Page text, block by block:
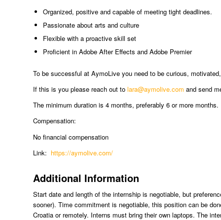
Organized, positive and capable of meeting tight deadlines.
Passionate about arts and culture
Flexible with a proactive skill set
Proficient in Adobe After Effects and Adobe Premier
To be successful at AymoLive you need to be curious,
If this is you please reach out to lara@aymolive.com and send
The minimum duration is 4 months, preferably 6 or more months.
Compensation:
No financial compensation
Link: https://aymolive.com/
Additional Information
Start date and length of the internship is negotiable, but
sooner). Time commitment is negotiable, this position can be
Croatia or remotely. Interns must bring their own laptops. The